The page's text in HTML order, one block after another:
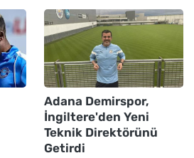
Adana Demirspor,
İngiltere'den Yeni
Teknik Direktörünü
Getirdi